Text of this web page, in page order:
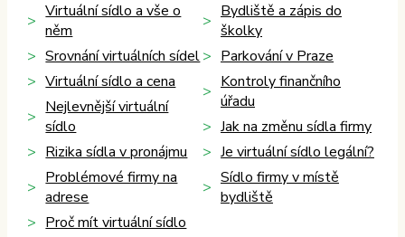
Virtuální sídlo a vše o
něm
Srovnání virtuálních sídel
Virtuální sídlo a cena
Nejlevnější virtuální
sídlo
Rizika sídla v pronájmu
Problémové firmy na
adrese
Proč mít virtuální sídlo
Bydliště a zápis do
školky
Parkování v Praze
Kontroly finančního
úřadu
Jak na změnu sídla firmy
Je virtuální sídlo legální?
Sídlo firmy v místě
bydliště